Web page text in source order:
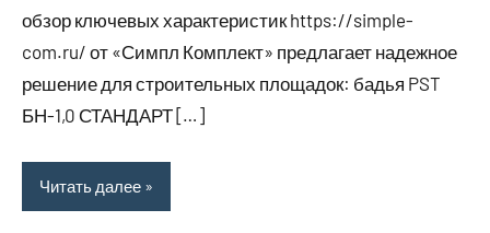
обзор ключевых характеристик https://simple-
com.ru/ от «Симпл Комплект» предлагает надежное
решение для строительных площадок: бадья PST
БН-1,0 СТАНДАРТ […]
Читать далее